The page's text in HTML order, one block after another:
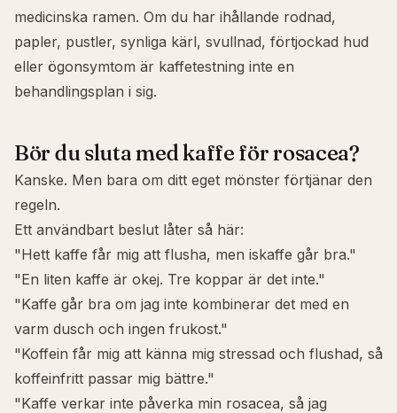
medicinska ramen. Om du har ihållande rodnad,
papler, pustler, synliga kärl, svullnad, förtjockad hud
eller ögonsymtom är kaffetestning inte en
behandlingsplan i sig.
Bör du sluta med kaffe för rosacea?
Kanske. Men bara om ditt eget mönster förtjänar den
regeln.
Ett användbart beslut låter så här:
"Hett kaffe får mig att flusha, men iskaffe går bra."
"En liten kaffe är okej. Tre koppar är det inte."
"Kaffe går bra om jag inte kombinerar det med en
varm dusch och ingen frukost."
"Koffein får mig att känna mig stressad och flushad, så
koffeinfritt passar mig bättre."
"Kaffe verkar inte påverka min rosacea, så jag